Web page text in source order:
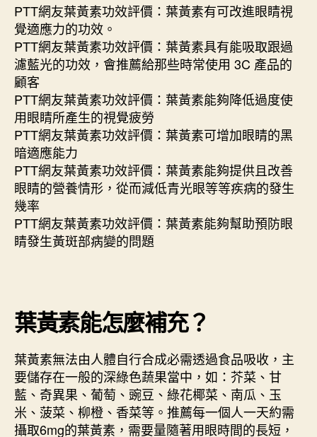
PTT網友葉黃素功效評價：葉黃素有可改進眼睛視
覺適應力的功效。
PTT網友葉黃素功效評價：葉黃素具有能吸取跟過
濾藍光的功效，會推薦給那些時常使用 3C 產品的
顧客
PTT網友葉黃素功效評價：葉黃素能夠降低過度使
用眼睛所產生的視覺疲勞
PTT網友葉黃素功效評價：葉黃素可增加眼睛的黑
暗適應能力
PTT網友葉黃素功效評價：葉黃素能夠提供且改善
眼睛的營養情形，從而減低青光眼等等疾病的發生
幾率
PTT網友葉黃素功效評價：葉黃素能夠幫助預防眼
睛發生黃斑部病變的問題
葉黃素能怎麼補充？
葉黃素無法由人體自行合成必需透過食品吸收，主
要儲存在一般的深綠色蔬果當中，如：芥菜、甘
藍、奇異果、葡萄、豌豆、綠花椰菜、南瓜、玉
米、菠菜、柳橙、香菜等。推薦每一個人一天約需
攝取6mg的葉黃素，需要量隨著用眼時間的長短，